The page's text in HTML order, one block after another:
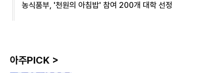
농식품부, '천원의 아침밥' 참여 200개 대학 선정
아주PICK >